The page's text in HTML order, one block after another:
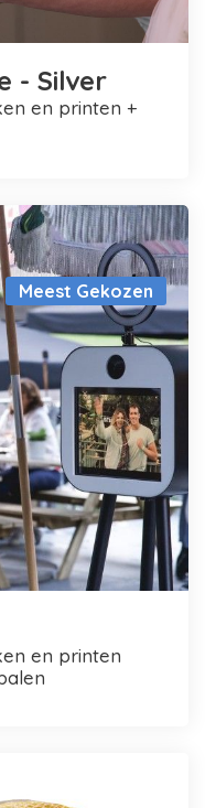
- Silver
Meest Gekozen